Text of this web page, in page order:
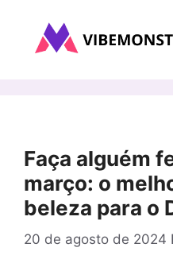
Faça alguém
março: o
beleza para o
20 de agosto de 2024